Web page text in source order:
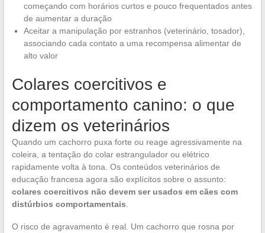
começando com horários curtos e pouco frequentados antes
de aumentar a duração
Aceitar a manipulação por estranhos (veterinário, tosador),
associando cada contato a uma recompensa alimentar de
alto valor
Colares coercitivos e
comportamento canino: o que
dizem os veterinários
Quando um cachorro puxa forte ou reage agressivamente na
coleira, a tentação do colar estrangulador ou elétrico
rapidamente volta à tona. Os conteúdos veterinários de
educação francesa agora são explícitos sobre o assunto:
colares coercitivos não devem ser usados em cães com
distúrbios comportamentais
O risco de agravamento é real. Um cachorro que rosna por